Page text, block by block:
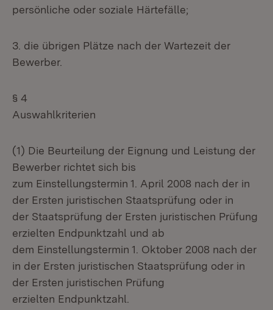
persönliche oder soziale Härtefälle;
3. die übrigen Plätze nach der Wartezeit der
Bewerber.
§ 4
Auswahlkriterien
(1) Die Beurteilung der Eignung und Leistung der
Bewerber richtet sich bis
zum Einstellungstermin 1. April 2008 nach der in
der Ersten juristischen Staatsprüfung oder in
der Staatsprüfung der Ersten juristischen Prüfung
erzielten Endpunktzahl und ab
dem Einstellungstermin 1. Oktober 2008 nach der
in der Ersten juristischen Staatsprüfung oder in
der Ersten juristischen Prüfung
erzielten Endpunktzahl.